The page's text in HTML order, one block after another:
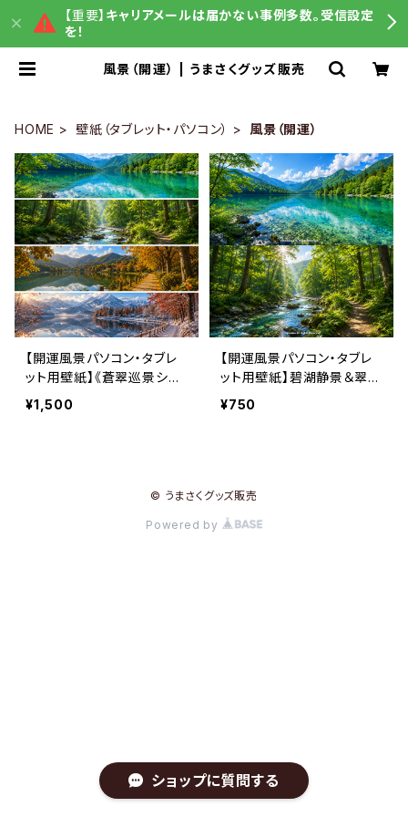
【重要】 キャリアメールは届かない事例多数。受信設定
を！
風景（開運） | うまさくグッズ販売
HOME 壁紙（タブレット・パソコン） 風景（開運）
【開運風景パソコン・タブレ
ット用壁紙】《蒼翠巡景シリ
ーズ》四季を巡る自然の風
景（壁紙4枚・利用コード3ヶ
¥1,500
【開運風景パソコン・タブレ
ット用壁紙】碧湖静景＆翠渓
清流セット（壁紙2枚・利用
¥750
© うまさくグッズ販売
Powered by
ショップに質問する